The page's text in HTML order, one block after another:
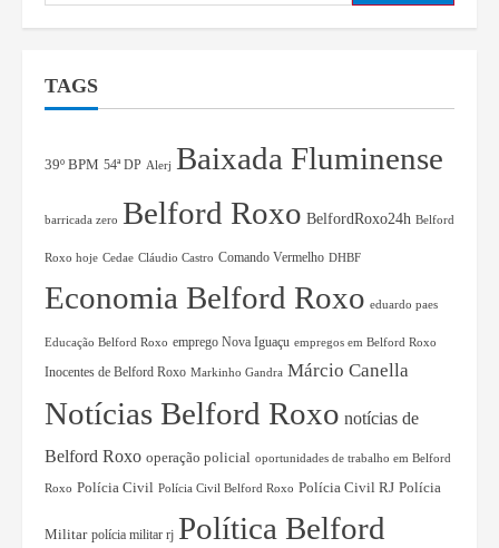
TAGS
39º BPM 54ª DP Alerj Baixada Fluminense
barricada zero Belford Roxo BelfordRoxo24h Belford
Roxo hoje Cedae Cláudio Castro Comando Vermelho DHBF
Economia Belford Roxo eduardo paes
Educação Belford Roxo emprego Nova Iguaçu empregos em Belford Roxo
Inocentes de Belford Roxo Markinho Gandra Márcio Canella
Notícias Belford Roxo notícias de
Belford Roxo operação policial oportunidades de trabalho em Belford
Roxo Polícia Civil Polícia Civil Belford Roxo Polícia Civil RJ Polícia
Militar polícia militar rj Política Belford